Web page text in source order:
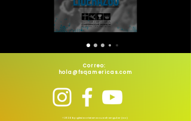
Correo:
hola@fsqamericas.com
©2024 by Iglesia Cristiana Cuadrangular (ICC)